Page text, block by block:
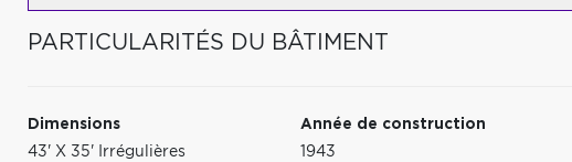
PARTICULARITÉS DU BÂTIMENT
Dimensions
43' X 35' Irrégulières
Année de construction
1943